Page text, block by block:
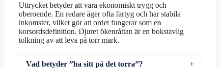
Uttrycket betyder att vara ekonomiskt trygg och
oberoende. En redare äger ofta fartyg och har stabila
inkomster, vilket gör att ordet fungerar som en
korsordsdefinition. Djuret ökenråttan är en bokstavlig
tolkning av att leva på torr mark.
Vad betyder ”ha sitt på det torra”?